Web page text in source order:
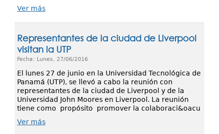
Ver más
Representantes de la ciudad de Liverpool
visitan la UTP
Fecha: Lunes, 27/06/2016
El lunes 27 de junio en la Universidad Tecnológica de
Panamá (UTP), se llevó a cabo la reunión con
representantes de la ciudad de Liverpool y de la
Universidad John Moores en Liverpool. La reunión
tiene como propósito promover la colaboraci&oacu
Ver más